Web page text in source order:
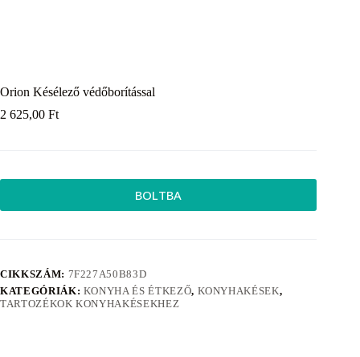
Orion Késélező védőborítással
2 625,00 Ft
BOLTBA
CIKKSZÁM: 7F227A50B83D
KATEGÓRIÁK: KONYHA ÉS ÉTKEZŐ, KONYHAKÉSEK,
TARTOZÉKOK KONYHAKÉSEKHEZ